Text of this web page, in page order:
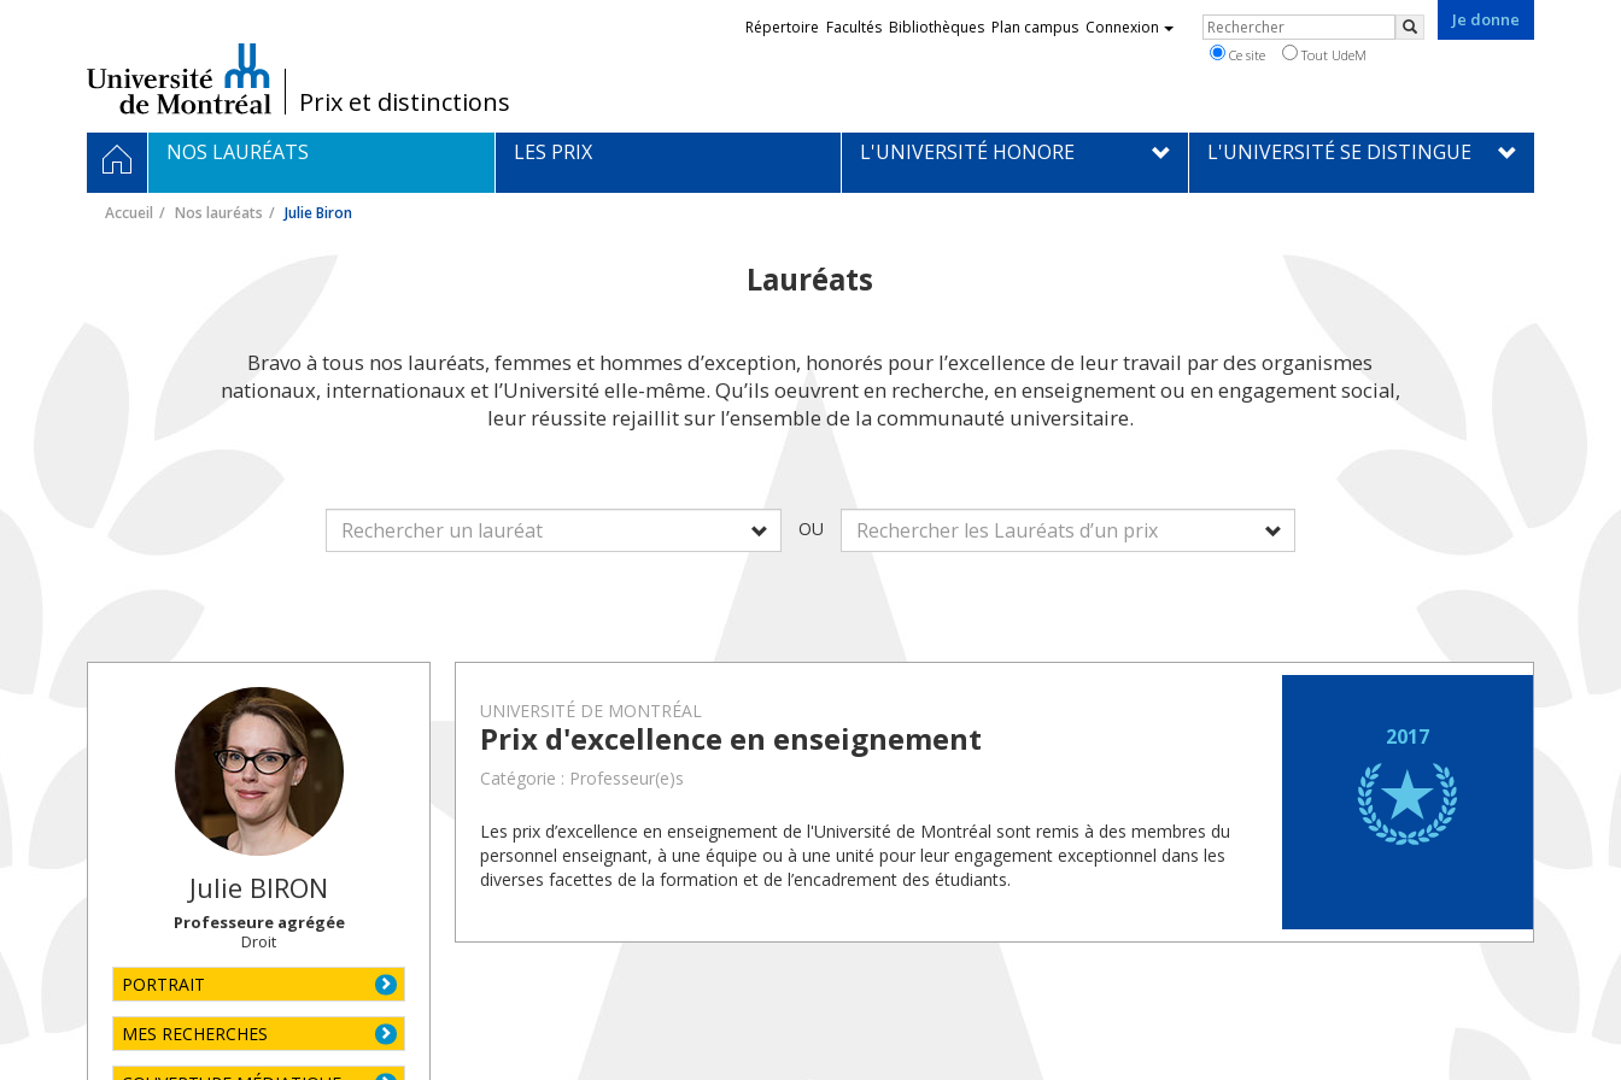
/Prix et distinctions
Je donne
Liens
externes
Répertoire Facultés Bibliothèques Plan campus Connexion Rechercher
Rechercher
Ce site Tout UdeM
Navigation
principale
ACCUEIL
NOS LAURÉATS LES PRIX L'UNIVERSITÉ HONORE L'UNIVERSITÉ SE DISTINGUE
Accueil Nos lauréats Julie Biron
Lauréats
Bravo à tous nos lauréats, femmes et hommes d’exception, honorés pour l’excellence de leur travail par des organismes
nationaux, internationaux et l’Université elle-même. Qu’ils oeuvrent en recherche, en enseignement ou en engagement social,
leur réussite rejaillit sur l’ensemble de la communauté universitaire.
OU
Julie BIRON
Professeure agrégée
Droit
PORTRAIT
MES RECHERCHES
UNIVERSITÉ DE MONTRÉAL
Prix d'excellence en enseignement
Catégorie : Professeur(e)s
Les prix d’excellence en enseignement de l'Université de Montréal sont remis à des membres du
personnel enseignant, à une équipe ou à une unité pour leur engagement exceptionnel dans les
diverses facettes de la formation et de l’encadrement des étudiants.
2017